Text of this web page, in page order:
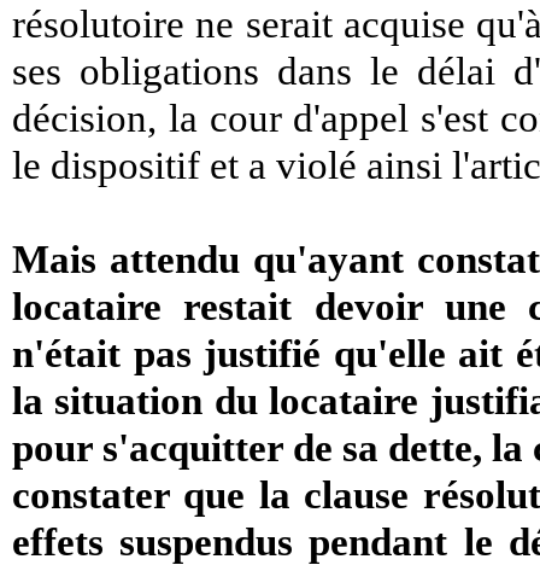
résolutoire ne serait acquise
ses obligations dans le délai
décision, la cour d'appel s'est
le dispositif et a violé ainsi
Mais attendu qu'ayant
locataire restait devoir une
n'était pas justifié qu'elle ait
la situation du locataire
pour s'acquitter de sa dette,
constater que la clause
effets suspendus pendant le